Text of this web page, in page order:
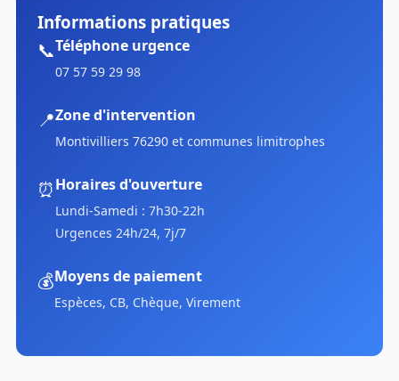
Informations pratiques
📞Téléphone urgence
07 57 59 29 98
📍Zone d'intervention
Montivilliers 76290 et communes limitrophes
⏰Horaires d'ouverture
Lundi-Samedi : 7h30-22h
Urgences 24h/24, 7j/7
💰Moyens de paiement
Espèces, CB, Chèque, Virement